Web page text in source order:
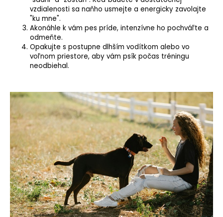
vzdialenosti sa naňho usmejte a energicky zavolajte
"ku mne".
Akonáhle k vám pes príde, intenzívne ho pochváľte a
odmeňte.
Opakujte s postupne dlhším vodítkom alebo vo
voľnom priestore, aby vám psík počas tréningu
neodbiehal.